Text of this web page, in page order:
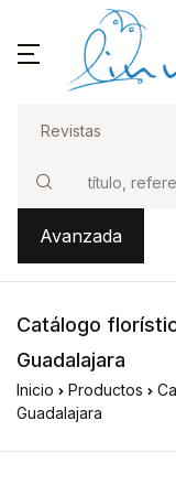
Buscar
Avanzada
Catálogo
Guadalajara
Inicio Productos
Guadalajara